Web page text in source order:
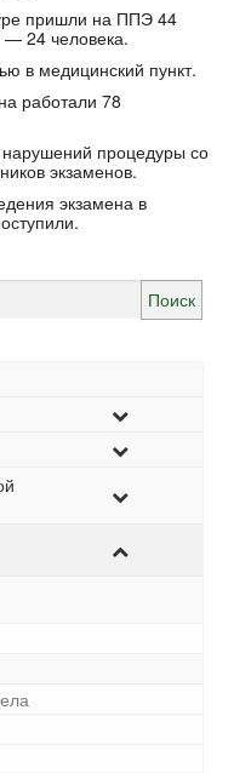
пришли на ППЭ 44
24 человека.
в медицинский пункт.
работали 78
процедуры со
экзаменов.
экзамена в